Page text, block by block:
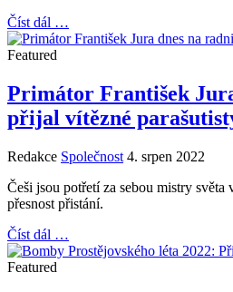
Číst dál …
Featured
Primátor František
přijal vítězné
Redakce Společnost 4. srpen 2022
Češi jsou potřetí za sebou mistry světa
přesnost přistání.
Číst dál …
Featured